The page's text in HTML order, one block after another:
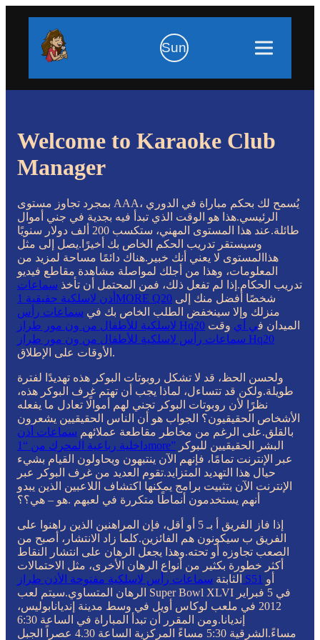
Sun
Welcome to Karaoke Club
Manager
بمجرد تجاوز مستوى AAA، يُسمح لك بحكم مباراة في الدوري
الرئيسي.هذا هو الوقت الذي تبدأ فيه بجدية في جني أموال
طائلة.عند هذا المستوى المهني، ستكسب 200 ألف دولار سنويًا
وسيستقر تدريب الحكم الخاص بك أخيرًا.يصل إلى مثل
هذاالمستوى لا يعني أنك خبير.هناك دائمًا مساحة لمزيد من
المعلومات، وهذا من أجلك لمواصلة مشاهدة مقاطع فيديو
تدريب الحكام.إذا لم تفعل ذلك، فمن المحتمل أن تأخذ سماعات
أذن لاسلكية حقيقية 1MORE Q20
منزلك وإلا سينخفض ​​الطلب الخاص بك في سماعات رأس
لاسلكية للأطفال من ون مور طراز Hq20
الميدان في أي وقت
سماعات رأس لاسلكية للأطفال من ون مور طراز Hq20
الأوقات على الإطلاق.
ولحسن الحظ، قد لا تشكل روبوتات البوكر هذه تهديدًا لفترة
طويلة.ولكن قد تتساءل، لماذا يجب أن تهتم غرف البوكر هذه،
نظرًا لأن روبوتات البوكر تجني لهم أموالًا تعادل ما يفعله
الأشخاص الحقيقيون؟ الجواب هو أن الناس الحقيقيين يشعرون
بالقلق.على الرغم من مخاطر مقاطعة عملائهم سماعات أذن
داخلية رباعية المحرك من “1more”
عبر الإنترنت تمامًا، فإنهم الآن ينتبهون ويحاولون القيام بشيء
حيال هذا التهديد المتزايد.تقوم العديد من غرف البوكر عبر
الإنترنت الآن بتثبيت برامج يمكنها اكتشاف اللاعبين الذين يبدو
أنهم يستخدمون أنماطًا متكررة في لعبهم .هو – هي؟؟
إذا فاز الفريق أ بـ 5 أو أقل، فإن المراهنين الذين راهنوا على
الفريق ب سيكونون هم الفائزين.كلما زاد الانتشار، أصبح من
الصعب تجاوزه أو تحته.وهذا يجعل الرهان على انتشار النقاط
أكثر خطورة بكثير من أنواع الرهان الأخرى، مثل الاحتمالات
الثابتة سماعات رأس لاسلكية مفتوحة الأذن طراز S51
الرهان المتساوي.سيتم لعب Super Bowl XLVI في 5 فبراير
2012 في ملعب لوكاس أويل في وسط مدينة إنديانابوليس،
إنديانا.ومن المقرر أن تبدأ المباراة في الساعة 6:30
مساءً.الشرقية 5:30 مساءً المركزية الساعة 4.30 عصراً الجبل